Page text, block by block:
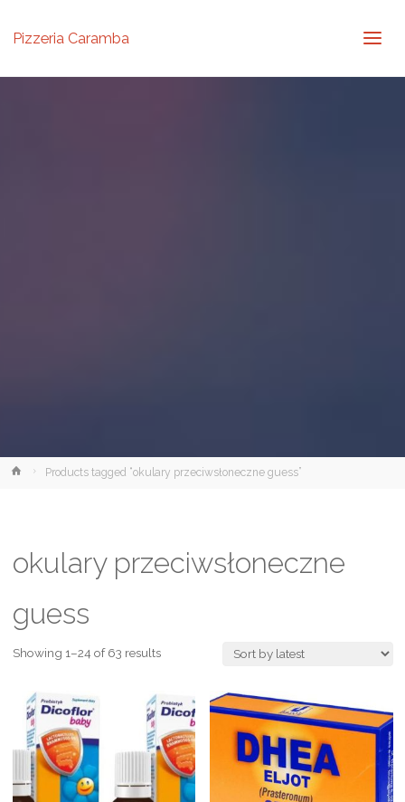
Pizzeria Caramba
StronaProducts tagged “okulary przeciwsłoneczne guess”
okulary przeciwsłoneczne
guess
Showing 1–24 of 63 results